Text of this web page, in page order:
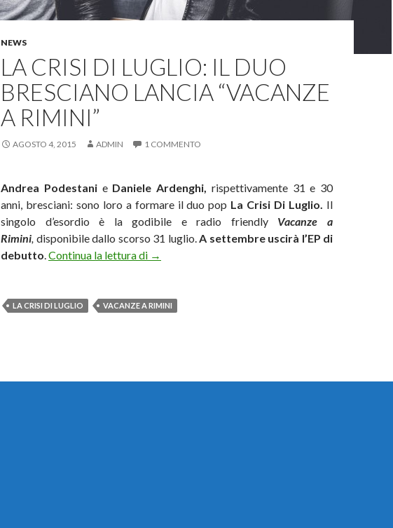
NEWS
LA CRISI DI LUGLIO: IL DUO
BRESCIANO LANCIA “VACANZE
A RIMINI”
AGOSTO 4, 2015 ADMIN 1 COMMENTO
Andrea Podestanie Daniele Ardenghi, rispettivamente 31 e 30
anni, bresciani: sono loro a formare il duo pop La Crisi Di Luglio. Il
singolo d’esordio è la godibile e radio friendly Vacanze a
Rimini, disponibile dallo scorso 31 luglio.A settembre uscirà l’EP di
debutto.Continua la lettura di La Crisi Di Luglio: il duo bresciano lancia “Vacanze a
→
LA CRISI DI LUGLIO VACANZE A RIMINI